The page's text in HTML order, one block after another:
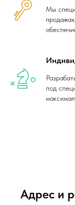
Мы
под
Адрес и